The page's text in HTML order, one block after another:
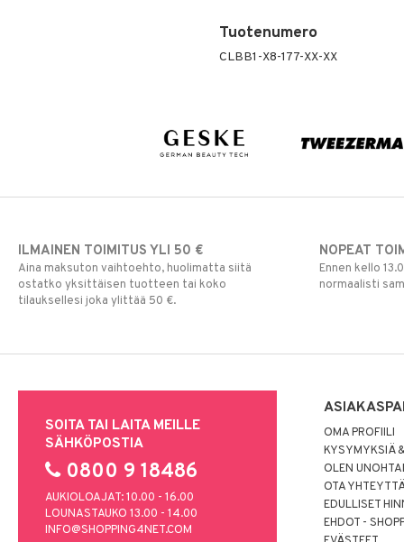
Tuotenumero
CLBB1-X8-177-XX-XX
ILMAINEN TOIMITUS YLI 50 €
Aina maksuton vaihtoehto, huolimatta siitä
ostatko yksittäisen tuotteen tai koko
tilauksellesi joka ylittää 50 €.
NOPEAT
Ennen kello
normaalisti
SOITA TAI LAITA MEILLE
SÄHKÖPOSTIA
0800 9 18486
AUKIOLOAJAT: 10.00 - 16.00
LOUNASTAUKO 13.00 - 14.00
INFO@SHOPPING4NET.COM
OMA PROFIILI
KYSYMYKSIÄ
OLEN
OTA
EDULLISET
EHDOT -